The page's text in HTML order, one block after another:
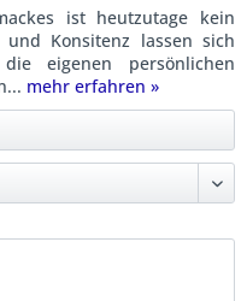
ist heutzutage kein
Konsitenz lassen sich
eigenen persönlichen
mehr erfahren »